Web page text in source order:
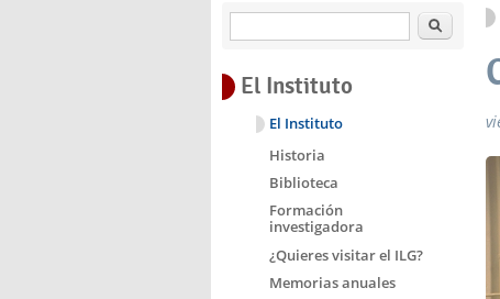
Buscar
El Instituto
El Instituto
Historia
Biblioteca
Formación
investigadora
¿Quieres visitar el ILG?
Memorias anuales